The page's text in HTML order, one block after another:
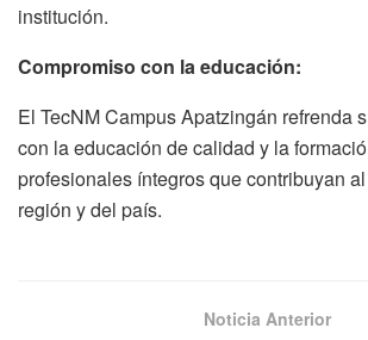
institución.
Compromiso con la educación:
El TecNM Campus Apatzingán refrenda
con la educación de calidad y la
profesionales íntegros que contribuyan
región y del país.
Noticia Anterior